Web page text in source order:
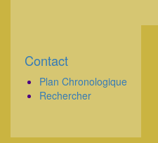
Corps
Contact
Plan Chronologique
Rechercher